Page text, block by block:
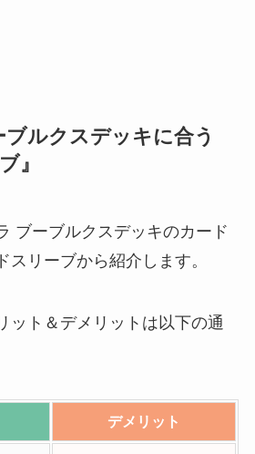
ルクスデッキに合う
』
ブーブルクスデッキのカード
スリーブから紹介します。
ット＆デメリットは以下の通
デメリット